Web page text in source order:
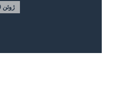
ژوئن 9, 2017